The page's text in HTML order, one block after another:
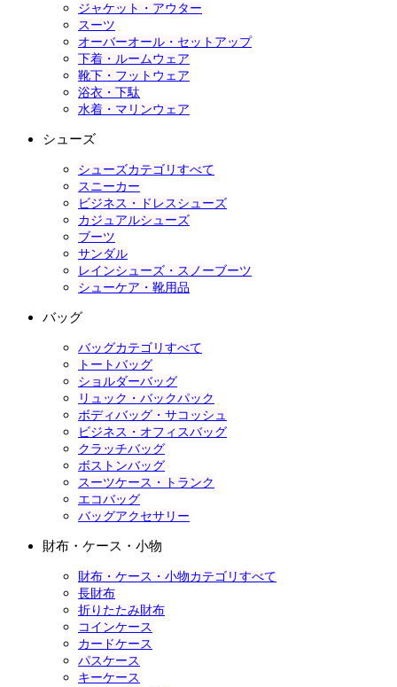
ジャケット・アウター
スーツ
オーバーオール・セットアップ
下着・ルームウェア
靴下・フットウェア
浴衣・下駄
水着・マリンウェア
シューズ
シューズカテゴリすべて
スニーカー
ビジネス・ドレスシューズ
カジュアルシューズ
ブーツ
サンダル
レインシューズ・スノーブーツ
シューケア・靴用品
バッグ
バッグカテゴリすべて
トートバッグ
ショルダーバッグ
リュック・バックパック
ボディバッグ・サコッシュ
ビジネス・オフィスバッグ
クラッチバッグ
ボストンバッグ
スーツケース・トランク
エコバッグ
バッグアクセサリー
財布・ケース・小物
財布・ケース・小物カテゴリすべて
長財布
折りたたみ財布
コインケース
カードケース
パスケース
キーケース